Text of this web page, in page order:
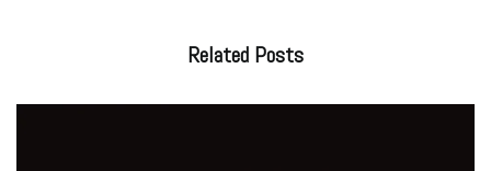
Related Posts